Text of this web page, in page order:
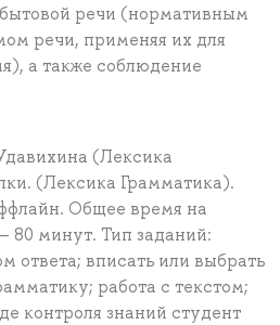
речи (нормативным
речи, применяя их для
а также соблюдение
(Лексика
(Лексика Грамматика).
Общее время на
80 минут. Тип заданий:
ответа; вписать или выбрать
работа с текстом;
контроля знаний студент